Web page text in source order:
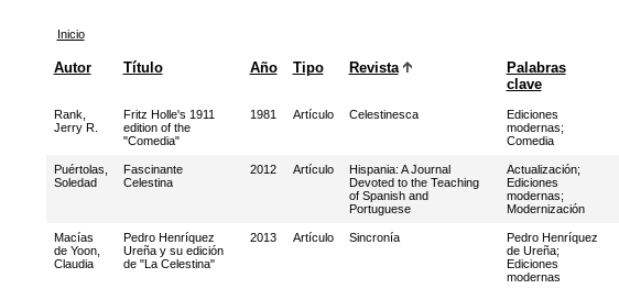
Inicio
Autor Título Año Tipo Revista
Palabras
clave
Rank,
Jerry R.
Fritz Holle's 1911
edition of the
"Comedia"
1981 Artículo Celestinesca
Ediciones
modernas;
Comedia
Puértolas,
Soledad
Fascinante
Celestina
2012 Artículo
Hispania: A Journal
Devoted to the Teaching
of Spanish and
Portuguese
Actualización;
Ediciones
modernas;
Modernización
Macías
de Yoon,
Claudia
Pedro Henríquez
Ureña y su edición
de "La Celestina"
2013 Artículo Sincronía
Pedro Henríquez
de Ureña;
Ediciones
modernas